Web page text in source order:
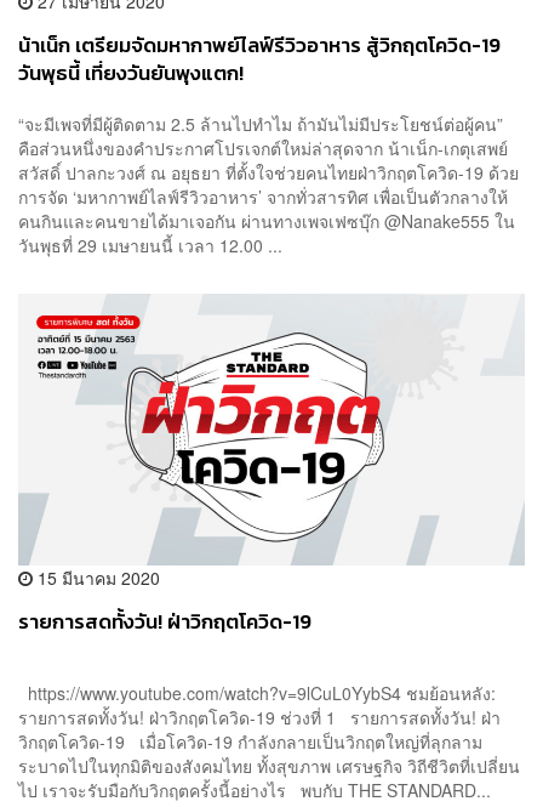
น้าเน็ก เตรียมจัดมหากาพย์ไลฟ์รีวิวอาหาร สู้วิกฤตโควิด-19
วันพุธนี้ เที่ยงวันยันพุงแตก!
“จะมีเพจที่มีผู้ติดตาม 2.5 ล้านไปทำไม ถ้ามันไม่มีประโยชน์ต่อผู้คน”
คือส่วนหนึ่งของคำประกาศโปรเจกต์ใหม่ล่าสุดจาก น้าเน็ก-เกตุเสพย์
สวัสดิ์ ปาลกะวงศ์ ณ อยุธยา ที่ตั้งใจช่วยคนไทยฝ่าวิกฤตโควิด-19 ด้วย
การจัด ‘มหากาพย์ไลฟ์รีวิวอาหาร’ จากทั่วสารทิศ เพื่อเป็นตัวกลางให้
คนกินและคนขายได้มาเจอกัน ผ่านทางเพจเฟซบุ๊ก @Nanake555 ใน
วันพุธที่ 29 เมษายนนี้ เวลา 12.00 ...
15 มีนาคม 2020
รายการสดทั้งวัน! ฝ่าวิกฤตโควิด-19
https://www.youtube.com/watch?v=9lCuL0YybS4 ชมย้อนหลัง:
รายการสดทั้งวัน! ฝ่าวิกฤตโควิด-19 ช่วงที่ 1 รายการสดทั้งวัน! ฝ่า
วิกฤตโควิด-19 เมื่อโควิด-19 กำลังกลายเป็นวิกฤตใหญ่ที่ลุกลาม
ระบาดไปในทุกมิติของสังคมไทย ทั้งสุขภาพ เศรษฐกิจ วิถีชีวิตที่เปลี่ยน
ไป เราจะรับมือกับวิกฤตครั้งนี้อย่างไร พบกับ THE STANDARD...